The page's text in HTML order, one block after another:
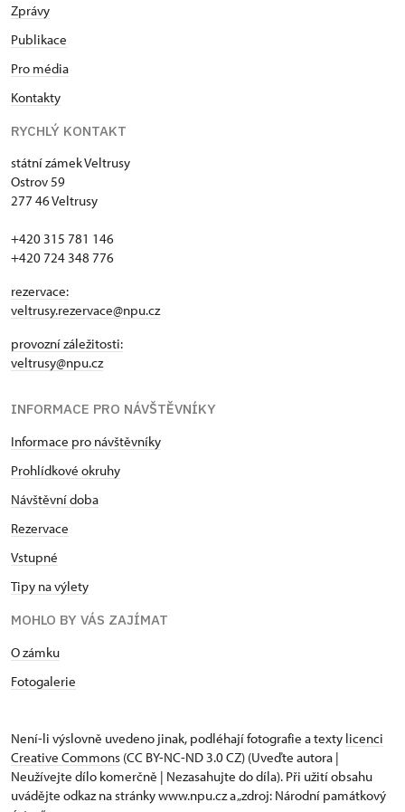
Zprávy
Publikace
Pro média
Kontakty
RYCHLÝ KONTAKT
státní zámek Veltrusy
Ostrov 59
277 46 Veltrusy
+420 315 781 146
+420 724 348 776
rezervace:
veltrusy.rezervace@npu.cz
provozní záležitosti:
veltrusy@npu.cz
INFORMACE PRO NÁVŠTĚVNÍKY
Informace pro návštěvníky
Prohlídkové okruhy
Návštěvní doba
Rezervace
Vstupné
Tipy na výlety
MOHLO BY VÁS ZAJÍMAT
O zámku
Fotogalerie
Není-li výslovně uvedeno jinak, podléhají fotografie a texty licenci
Creative Commons (CC BY-NC-ND 3.0 CZ) (Uveďte autora |
Neužívejte dílo komerčně | Nezasahujte do díla). Při užití obsahu
uvádějte odkaz na stránky www.npu.cz a „zdroj: Národní památkový